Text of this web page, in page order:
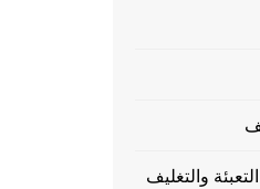
والتغليف